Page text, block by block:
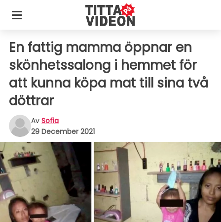
En fattig mamma öppnar en
skönhetssalong i hemmet för
att kunna köpa mat till sina två
döttrar
Av Sofia
29 December 2021